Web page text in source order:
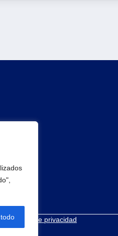
Política de privacidad